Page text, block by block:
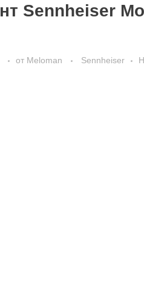
Sennheiser
от Meloman Sennheiser